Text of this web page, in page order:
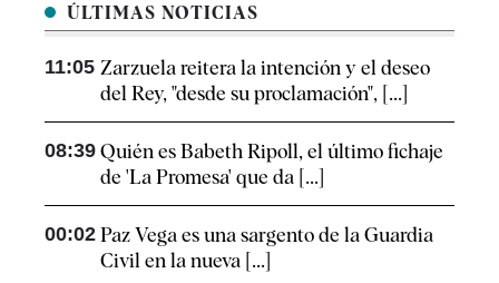
ÚLTIMAS NOTICIAS
11:05 Zarzuela reitera la intención y el deseo
del Rey, "desde su proclamación", [...]
08:39 Quién es Babeth Ripoll, el último fichaje
de 'La Promesa' que da [...]
00:02 Paz Vega es una sargento de la Guardia
Civil en la nueva [...]